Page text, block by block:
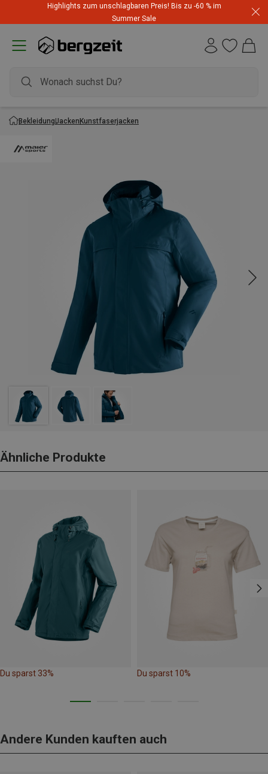
Highlights zum unschlagbaren Preis! Bis zu -60 % im
Summer Sale
BekleidungJackenKunstfaserjacken
Ähnliche Produkte
Du sparst 33% Du sparst 10%
Andere Kunden kauften auch